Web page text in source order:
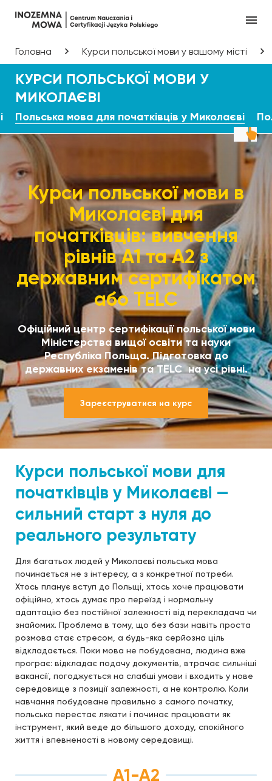
Головна Курси польської мови у вашому місті
КУРСИ ПОЛЬСЬКОЇ МОВИ У
МИКОЛАЄВІ
Польська мова для початківців у Миколаєві
Курси польської мови в
Миколаєві для
початківців: вивчення
рівнів А1 та А2 з
державним сертифікатом
або TELC
Офіційний центр сертифікації польської мови
Міністерства вищої освіти та науки
Республіка Польща. Підготовка до
державних екзаменів та TELC на усі рівні.
Зареєструватися на курс
Курси польської мови для
початківців у Миколаєві —
сильний старт з нуля до
реального результату
Для багатьох людей у Миколаєві польська мова
починається не з інтересу, а з конкретної потреби.
Хтось планує вступ до Польщі, хтось хоче працювати
офіційно, хтось думає про переїзд і нормальну
адаптацію без постійної залежності від перекладача чи
знайомих. Проблема в тому, що без бази навіть проста
розмова стає стресом, а будь-яка серйозна ціль
відкладається. Поки мова не побудована, людина вже
програє: відкладає подачу документів, втрачає сильніші
вакансії, погоджується на слабші умови і входить у нове
середовище з позиції залежності, а не контролю. Коли
навчання побудоване правильно з самого початку,
польська перестає лякати і починає працювати як
інструмент, який веде до більшого доходу, спокійного
життя і впевненості в новому середовищі.
А1-А2